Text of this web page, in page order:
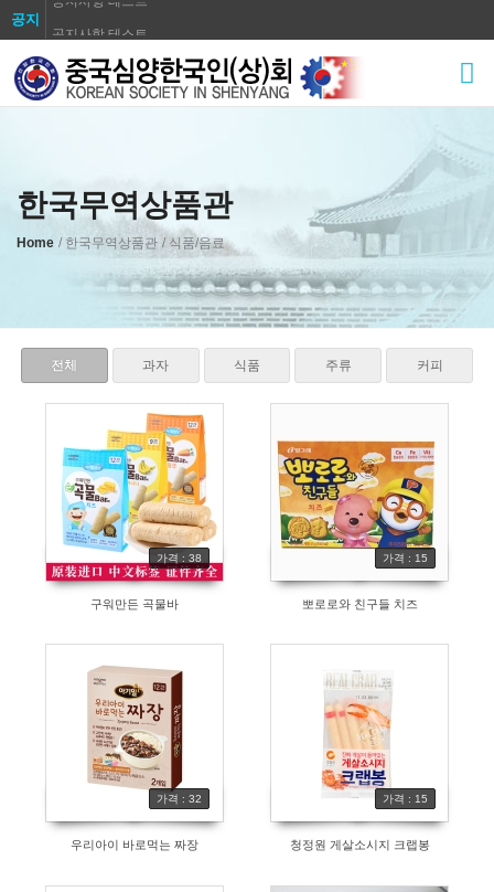
공지
공지사항 테스트
공지사항 테스트
공지사항 테스트
공지사항 테스트
공지사항 테스트
공지사항 테스트
한국무역상품관
Home / 한국무역상품관 / 식품/음료
전체 과자 식품 주류 커피
가격 : 38
구워만든 곡물바
가격 : 15
뽀로로와 친구들 치즈
가격 : 32
우리아이 바로먹는 짜장
가격 : 15
청정원 게살소시지 크랩봉
Sketchbook5, 스케치북5
Sketchbook5, 스케치북5